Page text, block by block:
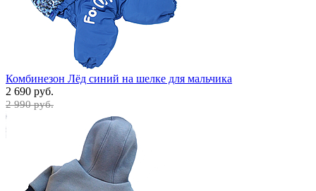
Комбинезон Лёд синий на шелке для мальчика
2 690 руб.
2 990 руб.